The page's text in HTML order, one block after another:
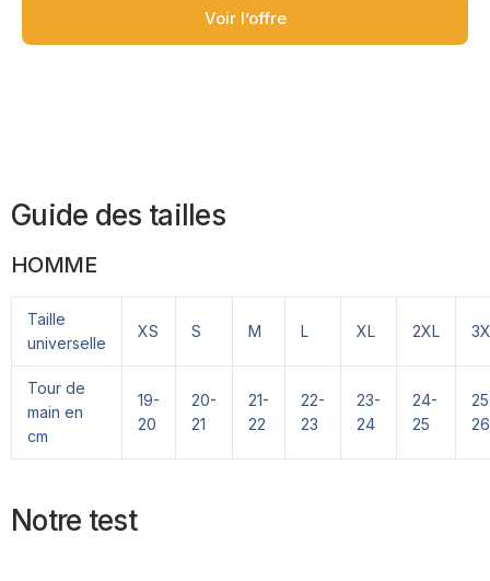
Voir l’offre
Guide des tailles
HOMME
Taille
universelle
XS S M L XL 2XL
Tour de
main en
cm
19-
20
20-
21
21-
22
22-
23
23-
24
24-
25
26
Notre test